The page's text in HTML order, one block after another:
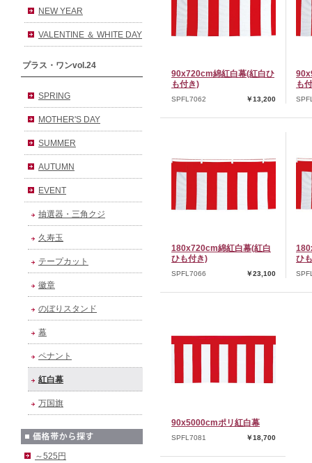
NEW YEAR
VALENTINE ＆ WHITE DAY
プラス・ワンvol.24
SPRING
MOTHER'S DAY
SUMMER
AUTUMN
EVENT
抽選器・三角クジ
久寿玉
テープカット
徽章
のぼりスタンド
幕
ペナント
紅白幕
万国旗
～525円
90x720cm綿紅白幕(紅白ひ
も付き)
SPFL7062 ￥13,200
も
180x720cm綿紅白幕(紅白
ひも付き)
SPFL7066 ￥23,100
ひ
90x5000cmポリ紅白幕
SPFL7081 ￥18,700